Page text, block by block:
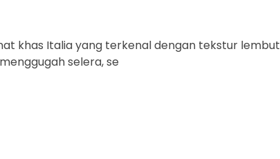
khas Italia yang terkenal dengan tekstur lembut
selera, se